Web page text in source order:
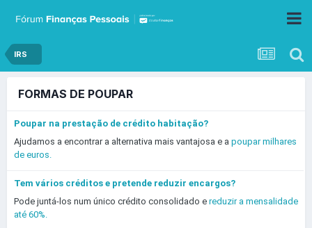
IRS
FORMAS DE POUPAR
Poupar na prestação de crédito habitação?
Ajudamos a encontrar a alternativa mais vantajosa e a poupar milhares
de euros.
Tem vários créditos e pretende reduzir encargos?
Pode juntá-los num único crédito consolidado e reduzir a mensalidade
até 60%.